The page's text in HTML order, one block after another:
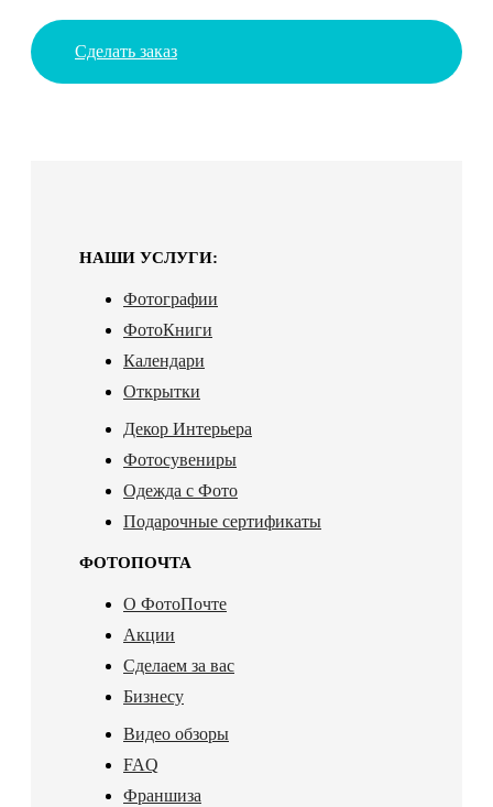
Сделать заказ
НАШИ УСЛУГИ:
Фотографии
ФотоКниги
Календари
Открытки
Декор Интерьера
Фотосувениры
Одежда с Фото
Подарочные сертификаты
ФОТОПОЧТА
О ФотоПочте
Акции
Сделаем за вас
Бизнесу
Видео обзоры
FAQ
Франшиза